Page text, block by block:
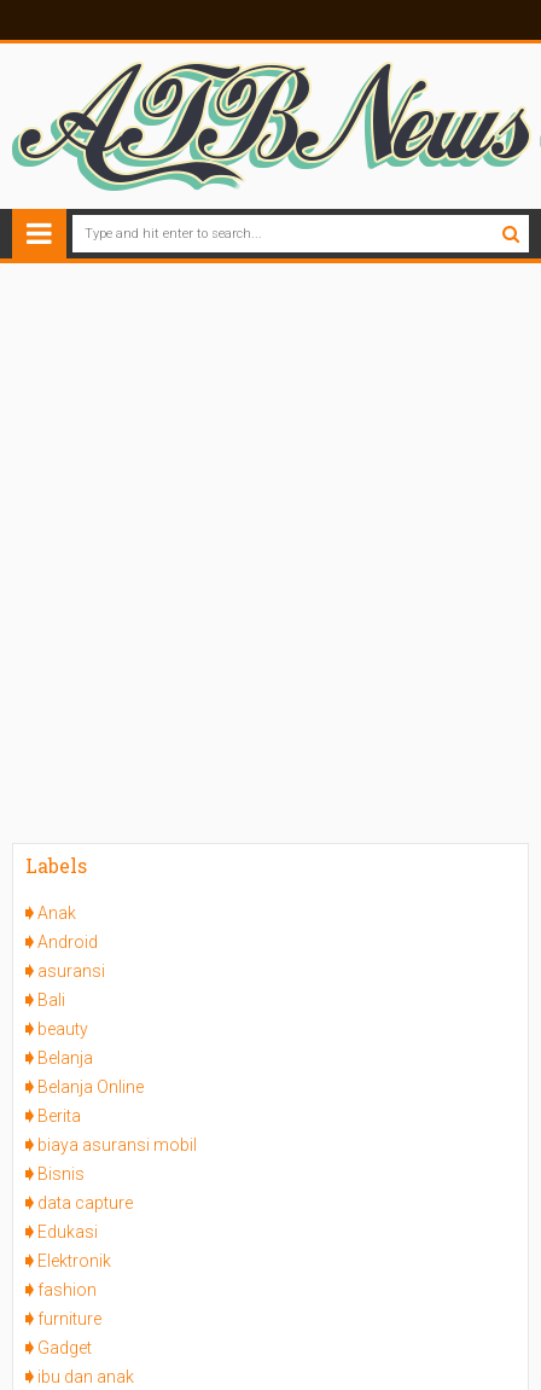
Labels
Anak
Android
asuransi
Bali
beauty
Belanja
Belanja Online
Berita
biaya asuransi mobil
Bisnis
data capture
Edukasi
Elektronik
fashion
furniture
Gadget
ibu dan anak